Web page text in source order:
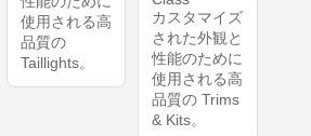
使用される高
品質の
Taillights。
カスタマイズ
された外観と
性能のために
使用される高
品質の Trims
& Kits。